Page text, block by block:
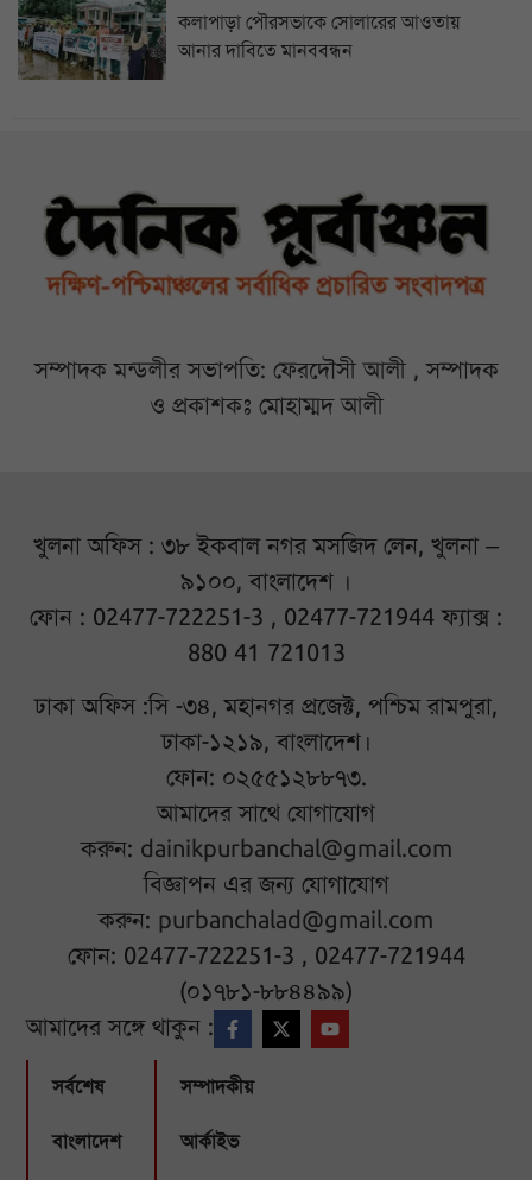
কলাপাড়া পৌরসভাকে সোলারের আওতায়
আনার দাবিতে মানববন্ধন
সম্পাদক মন্ডলীর সভাপতি: ফেরদৌসী আলী , সম্পাদক
ও প্রকাশকঃ মোহাম্মদ আলী
খুলনা অফিস : ৩৮ ইকবাল নগর মসজিদ লেন, খুলনা –
৯১০০, বাংলাদেশ ।
ফোন : 02477-722251-3 , 02477-721944 ফ্যাক্স :
880 41 721013
ঢাকা অফিস :সি -৩৪, মহানগর প্রজেক্ট, পশ্চিম রামপুরা,
ঢাকা-১২১৯, বাংলাদেশ।
ফোন: ০২৫৫১২৮৮৭৩.
আমাদের সাথে যোগাযোগ
করুন: dainikpurbanchal@gmail.com
বিজ্ঞাপন এর জন্য যোগাযোগ
করুন: purbanchalad@gmail.com
ফোন: 02477-722251-3 , 02477-721944
(০১৭৮১-৮৮৪৪৯৯)
আমাদের সঙ্গে থাকুন :
সর্বশেষ
বাংলাদেশ
সম্পাদকীয়
আর্কাইভ